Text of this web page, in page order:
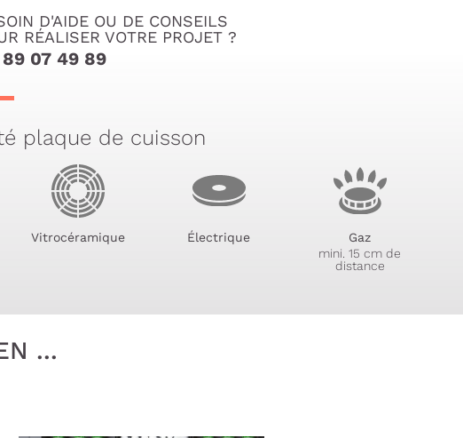
D'AIDE OU DE CONSEILS
RÉALISER VOTRE PROJET ?
07 49 89
plaque de cuisson
Vitrocéramique Électrique
Gaz
mini. 15 cm de
distance
...